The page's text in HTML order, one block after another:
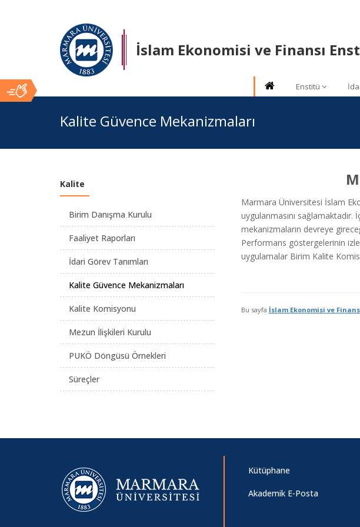
İslam Ekonomisi ve Finansı
Enstitü
İçerik
Kalite Güvence Mekanizmaları
Marmara Üniversitesi İslam
uygulanmasını
mekanizmaların devreye
Performans göstergelerinin
uygulamalar Birim Kalite
Bu sayfa İslam Ekonomisi ve
Kalite
Birim Danışma Kurulu
Faaliyet Raporları
İdari Görev Tanımları
Kalite Güvence Mekanizmaları
Kalite Komisyonu
Mezun İlişkileri Kurulu
PUKÖ Döngüsü Örnekleri
Süreçler
Kütüphane
Akademik E-Posta